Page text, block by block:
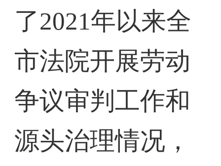
了2021年以来全
市法院开展劳动
争议审判工作和
源头治理情况，